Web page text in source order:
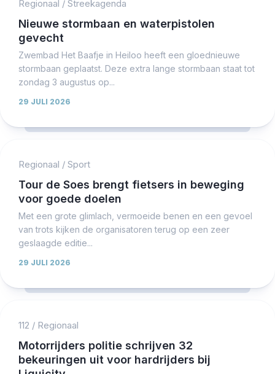
Regionaal / Streekagenda
Nieuwe stormbaan en waterpistolen
gevecht
Zwembad Het Baafje in Heiloo heeft een gloednieuwe
stormbaan geplaatst. Deze extra lange stormbaan staat tot
zondag 3 augustus op...
29 JULI 2026
Regionaal / Sport
Tour de Soes brengt fietsers in beweging
voor goede doelen
Met een grote glimlach, vermoeide benen en een gevoel
van trots kijken de organisatoren terug op een zeer
geslaagde editie...
29 JULI 2026
112 / Regionaal
Motorrijders politie schrijven 32
bekeuringen uit voor hardrijders bij